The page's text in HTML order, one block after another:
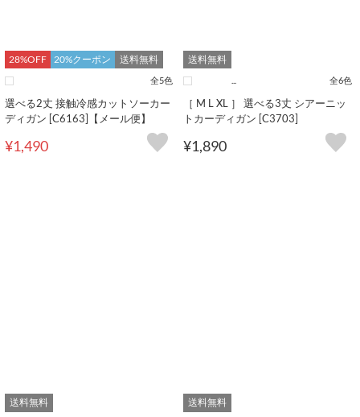
28%OFF 20%クーポン 送料無料
全5色
選べる2丈 接触冷感カットソーカー
ディガン [C6163]【メール便】
¥1,490
送料無料
全6色
［ M L XL ］ 選べる3丈 シアーニッ
トカーディガン [C3703]
¥1,890
送料無料 送料無料